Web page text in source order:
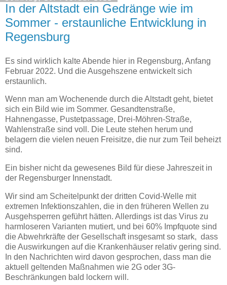
In der Altstadt ein Gedränge wie im
Sommer - erstaunliche Entwicklung in
Regensburg
Es sind wirklich kalte Abende hier in Regensburg, Anfang
Februar 2022. Und die Ausgehszene entwickelt sich
erstaunlich.
Wenn man am Wochenende durch die Altstadt geht, bietet
sich ein Bild wie im Sommer. Gesandtenstraße,
Hahnengasse, Pustetpassage, Drei-Möhren-Straße,
Wahlenstraße sind voll. Die Leute stehen herum und
belagern die vielen neuen Freisitze, die nur zum Teil beheizt
sind.
Ein bisher nicht da gewesenes Bild für diese Jahreszeit in
der Regensburger Innenstadt.
Wir sind am Scheitelpunkt der dritten Covid-Welle mit
extremen Infektionszahlen, die in den früheren Wellen zu
Ausgehsperren geführt hätten. Allerdings ist das Virus zu
harmloseren Varianten mutiert, und bei 60% Impfquote sind
die Abwehrkräfte der Gesellschaft insgesamt so stark, dass
die Auswirkungen auf die Krankenhäuser relativ gering sind.
In den Nachrichten wird davon gesprochen, dass man die
aktuell geltenden Maßnahmen wie 2G oder 3G-
Beschränkungen bald lockern will.